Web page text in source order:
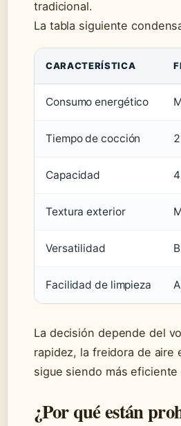
tradicional.
La tabla siguiente
CARACTERÍSTICA
Consumo energético
Tiempo de cocción
Capacidad
Textura exterior
Versatilidad
Facilidad de limpieza
La decisión depende del
rapidez, la freidora de aire
sigue siendo más eficiente
¿Por qué están